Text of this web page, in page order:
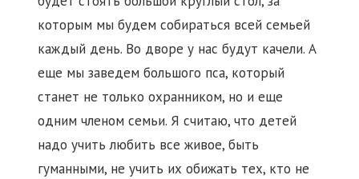
которым мы будем собираться всей семьей
каждый день. Во дворе у нас будут качели. А
еще мы заведем большого пса, который
станет не только охранником, но и еще
одним членом семьи. Я считаю, что детей
надо учить любить все живое, быть
гуманными, не учить их обижать тех, кто не